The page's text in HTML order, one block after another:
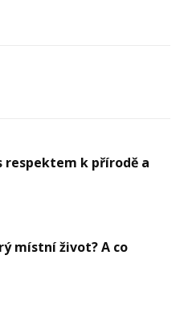
respektem k přírodě a
místní život? A co